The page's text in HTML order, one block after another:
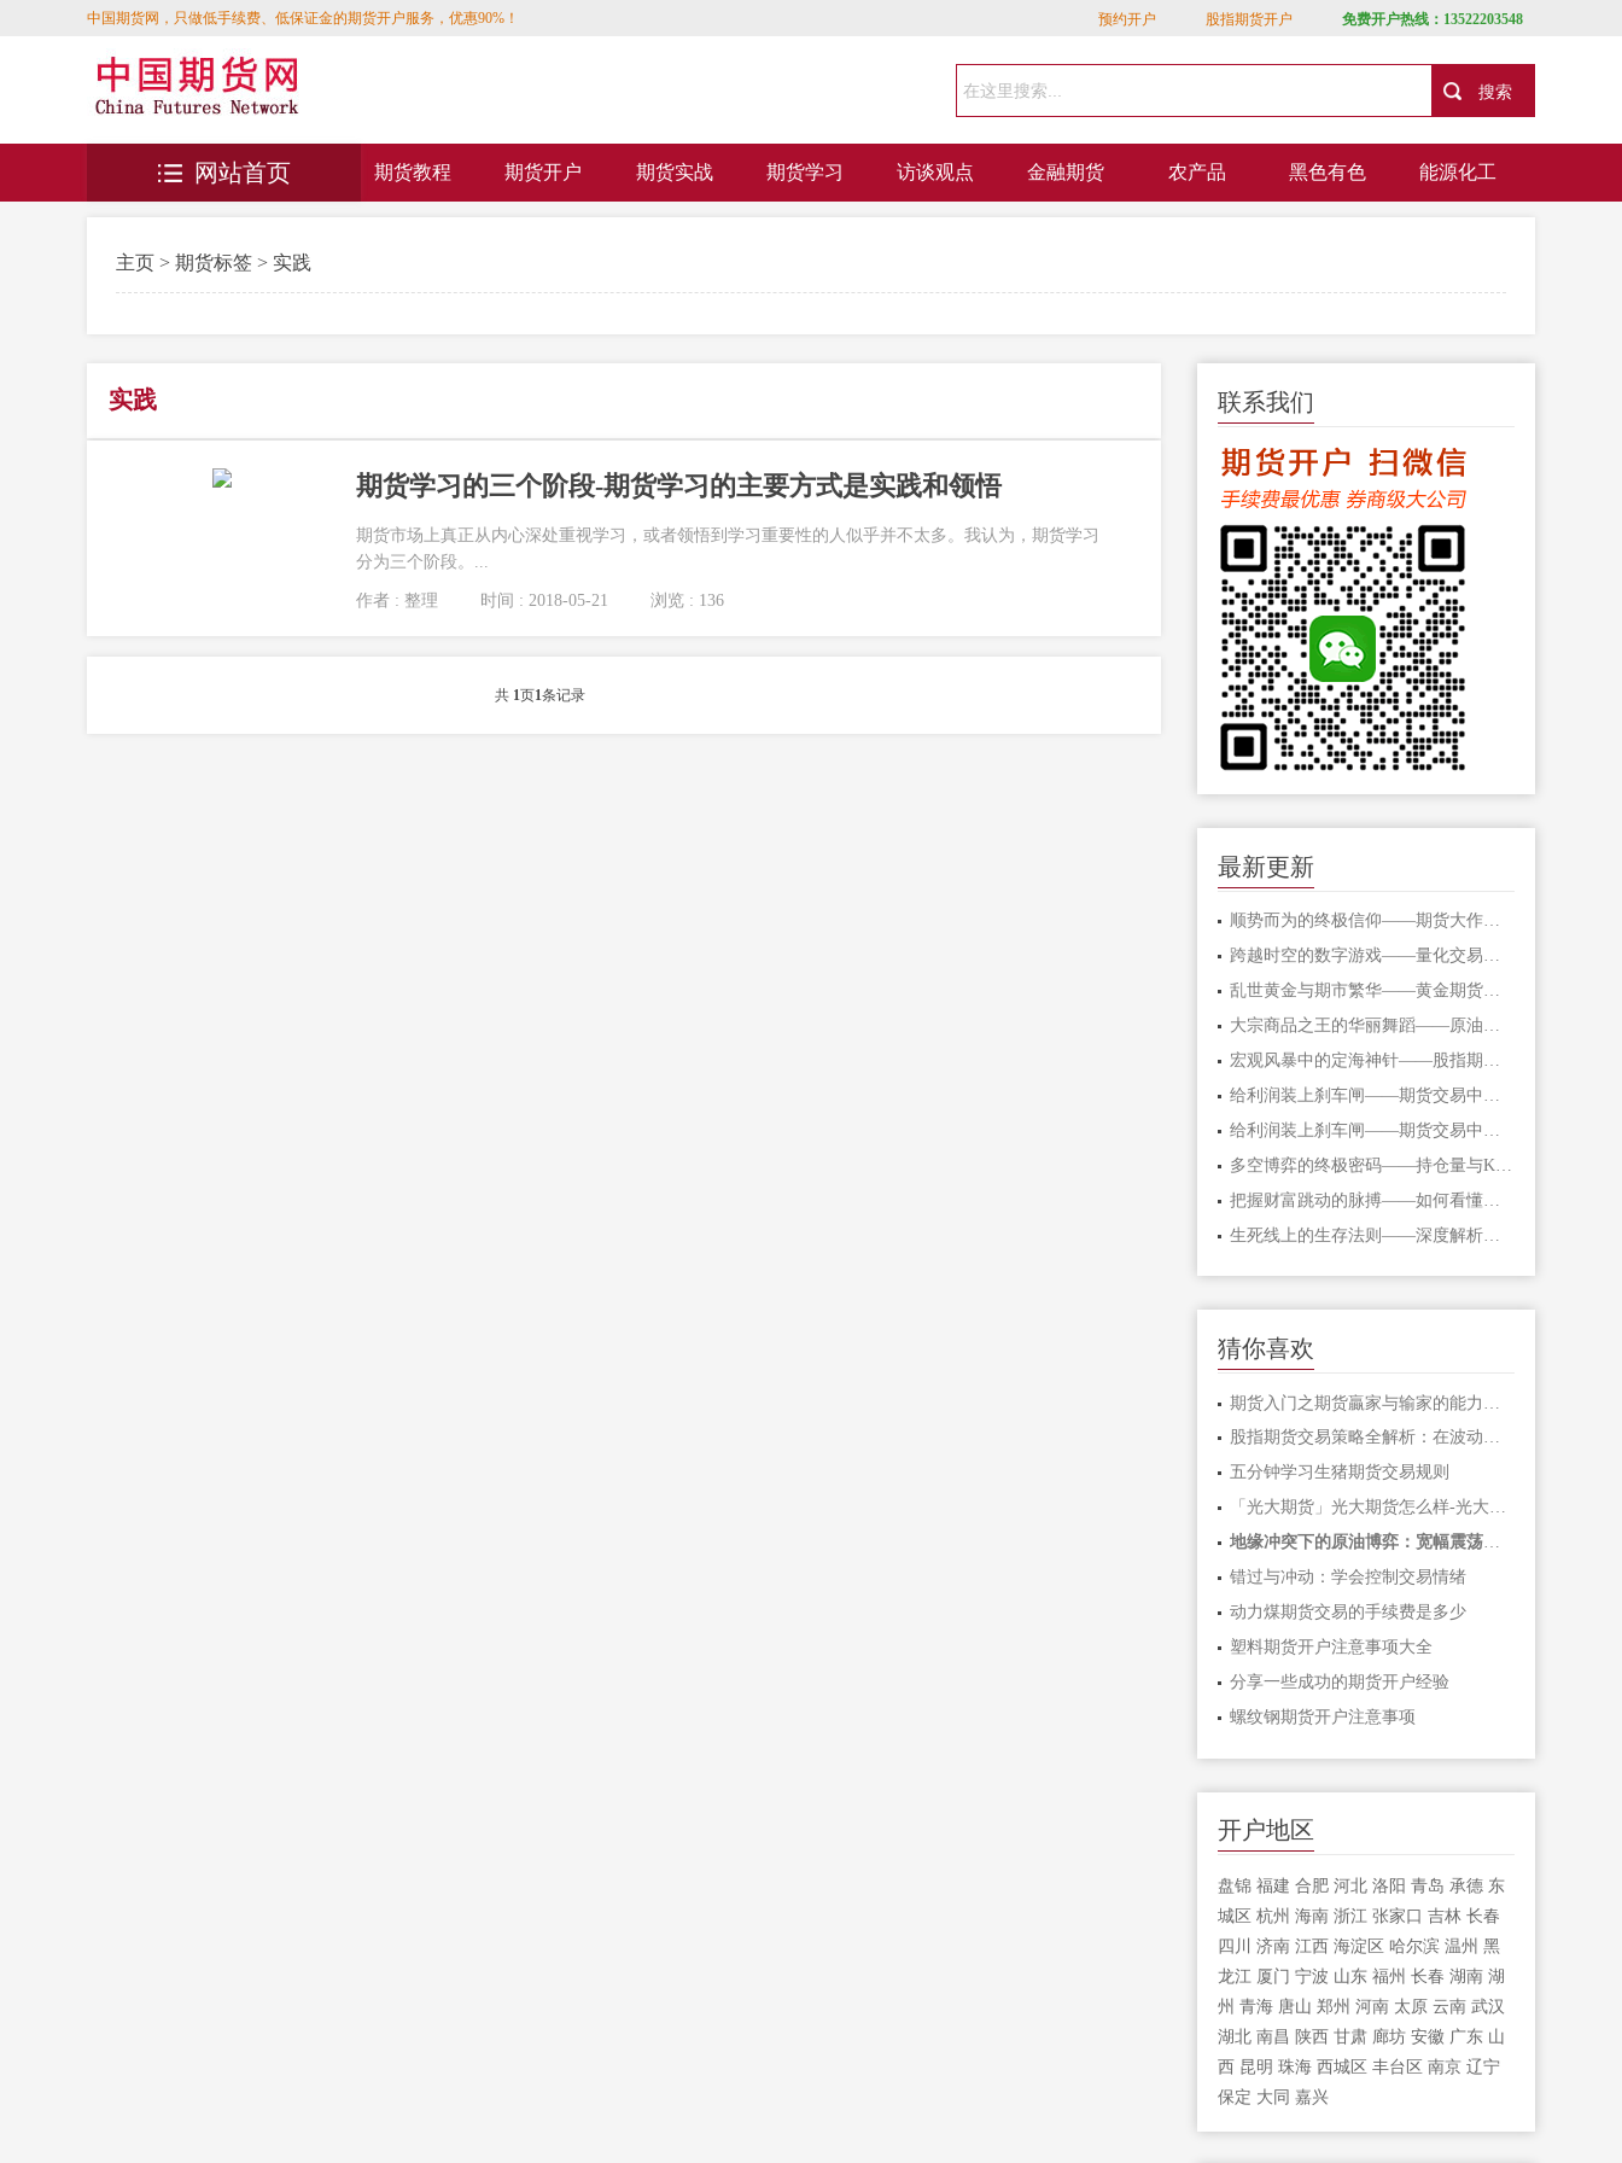
中国期货网，只做低手续费、低保证金的期货开户服务，优惠90%！ 预约开户 股指期货开户 免费开户热线：13522203548
期货教程 期货开户 期货实战 期货学习 访谈观点 金融期货 农产品 黑色有色 能源化工
网站首页
主页 > 期货标签 > 实践
实践
期货学习的三个阶段-期货学习的主要方式是实践和领悟
期货市场上真正从内心深处重视学习，或者领悟到学习重要性的人似乎并不太多。我认为，期货学习
分为三个阶段。...
作者 : 整理 时间 : 2018-05-21 浏览 : 136
共 1页1条记录
联系我们
最新更新
顺势而为的终极信仰——期货大作手的修
跨越时空的数字游戏——量化交易在期货
乱世黄金与期市繁华——黄金期货的避险
大宗商品之王的华丽舞蹈——原油期货的
宏观风暴中的定海神针——股指期货的对
给利润装上刹车闸——期货交易中不可逾
把握财富跳动的脉搏——如何看懂期货主
生死线上的生存法则——深度解析期货爆
猜你喜欢
股指期货交易策略全解析：在波动市场中
五分钟学习生猪期货交易规则
「光大期货」光大期货怎么样-光大期货手
地缘冲突下的原油博弈：宽幅震荡中如何
错过与冲动：学会控制交易情绪
动力煤期货交易的手续费是多少
塑料期货开户注意事项大全
分享一些成功的期货开户经验
螺纹钢期货开户注意事项
开户地区
盘锦 福建 合肥 河北 洛阳 青岛 承德 东
城区 杭州 海南 浙江 张家口 吉林 长春
四川
济南 江西 海淀区 哈尔滨 温州 黑
龙江 厦门 宁波 山东 福州 长春 湖南 湖
州 青海 唐山 郑州 河南 太原 云南 武汉
湖北 南昌 陕西 甘肃 廊坊 安徽 广东 山
西 昆明 珠海 西城区 丰台区 南京 辽宁
保定 大同 嘉兴